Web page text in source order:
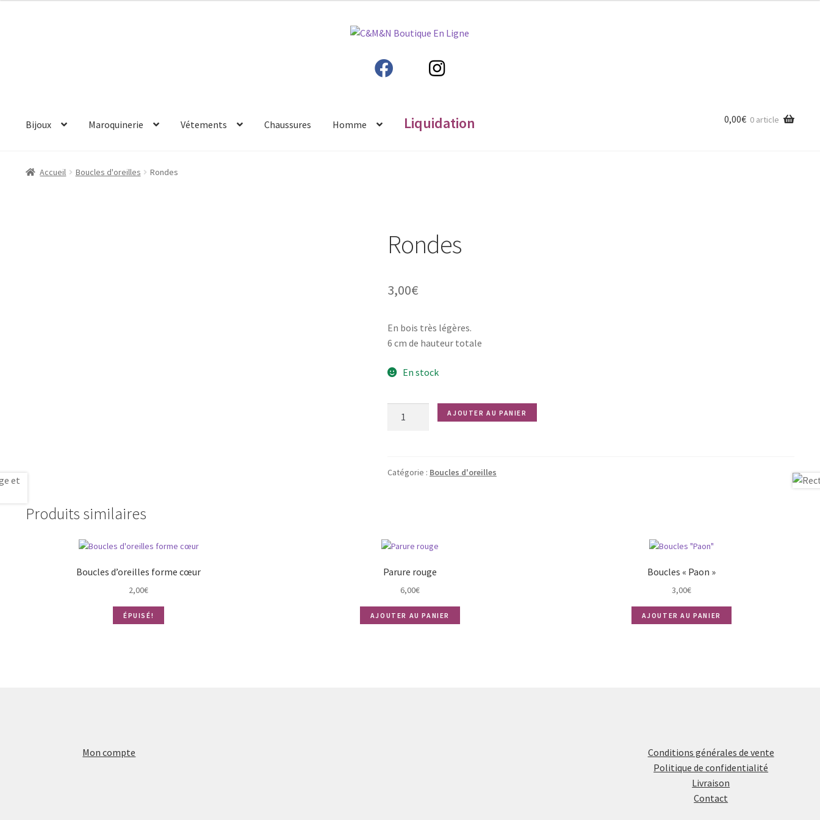
Bijoux Maroquinerie Vétements Chaussures Homme Liquidation 0,00€ 0 article
Accueil Boucles d'oreilles Rondes
Rondes
3,00€
En bois très légères.
6 cm de hauteur totale
En stock
AJOUTER AU PANIER
Catégorie : Boucles d'oreilles
Produits similaires
Boucles d’oreilles forme cœur
2,00€
ÉPUISÉ!
Parure rouge
6,00€
AJOUTER AU PANIER
Boucles « Paon »
3,00€
AJOUTER AU PANIER
Mon compte
Conditions générales de vente
Politique de confidentialité
Livraison
Contact